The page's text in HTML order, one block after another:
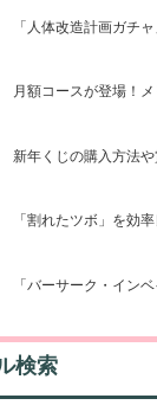
「人体改造計画ガチ
月額コースが登場！
新年くじの購入方法や
「割れたツボ」を効
「バーサーク・イン
検索